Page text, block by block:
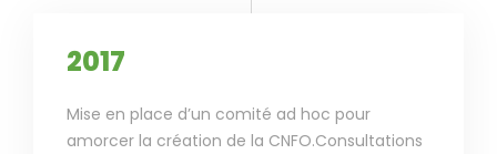
2017
Mise en place d’un comité ad hoc pour
amorcer la création de la CNFO.Consultations